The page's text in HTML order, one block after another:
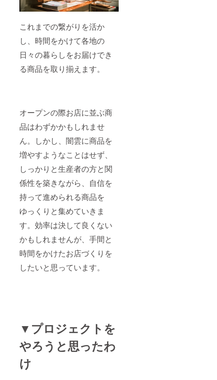
これまでの繋がりを活か
し、時間をかけて各地の
日々の暮らしをお届けでき
る商品を取り揃えます。
オープンの際お店に並ぶ商
品はわずかかもしれませ
ん。しかし、闇雲に商品を
増やすようなことはせず、
しっかりと生産者の方と関
係性を築きながら、自信を
持って進められる商品を
ゆっくりと集めていきま
す。効率は決して良くない
かもしれませんが、手間と
時間をかけたお店づくりを
したいと思っています。
▼プロジェクトを
やろうと思ったわ
け